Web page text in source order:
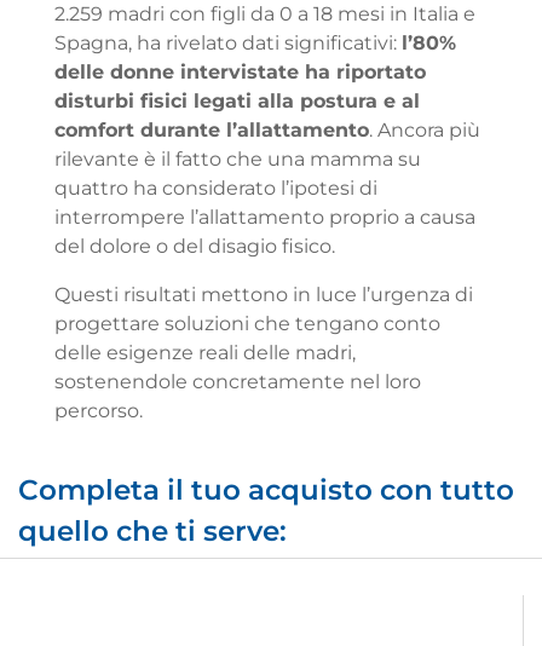
2.259 madri con figli da 0 a 18 mesi in Italia e
Spagna, ha rivelato dati significativi: l’80%
delle donne intervistate ha riportato
disturbi fisici legati alla postura e al
comfort durante l’allattamento. Ancora più
rilevante è il fatto che una mamma su
quattro ha considerato l’ipotesi di
interrompere l’allattamento proprio a causa
del dolore o del disagio fisico.
Questi risultati mettono in luce l’urgenza di
progettare soluzioni che tengano conto
delle esigenze reali delle madri,
sostenendole concretamente nel loro
percorso.
Completa il tuo acquisto con tutto
quello che ti serve: